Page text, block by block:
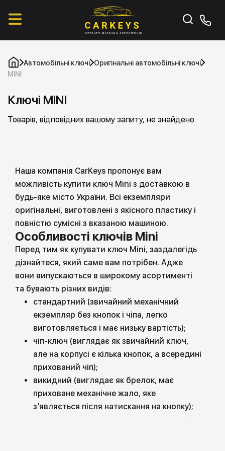
Автомобільні ключі Оригінальні автомобільні ключі
MINI
Ключі MINI
Товарів, відповідних вашому запиту, не знайдено.
Наша компанія CarKeys пропонує вам
можливість купити ключ Mini з доставкою в
будь-яке місто України. Всі екземпляри
оригінальні, виготовлені з якісного пластику і
повністю сумісні з вказаною машиною.
Особливості ключів Mini
Перед тим як купувати ключ Mini, заздалегідь
дізнайтеся, який саме вам потрібен. Адже
вони випускаються в широкому асортименті
та бувають різних видів:
стандартний (звичайний механічний
екземпляр без кнопок і чіпа, легко
виготовляється і має низьку вартість);
чіп-ключ (виглядає як звичайний ключ,
але на корпусі є кілька кнопок, а всередині
прихований чіп);
викидний (виглядає як брелок, має
приховане механічне жало, яке
з’являється після натискання на кнопку);
смарт-ключ (теж виглядає як стильний